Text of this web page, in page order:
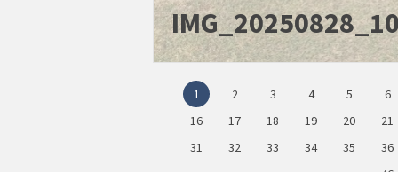
1 2 3 4 5
6
16
17 18 19 20
21
31
32 33 34 35
36